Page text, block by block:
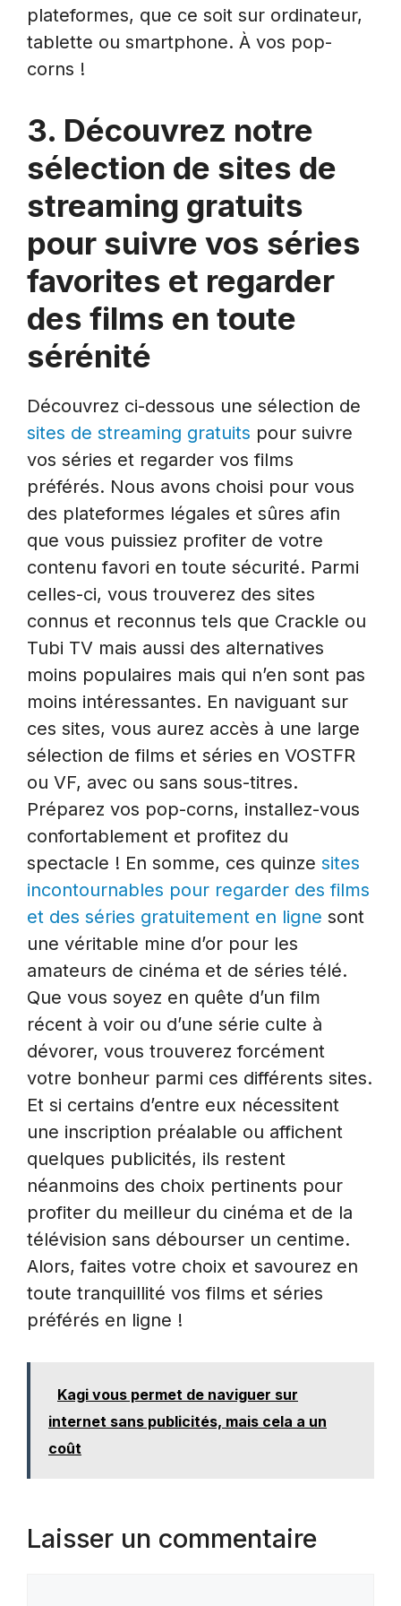
plateformes, que ce soit sur ordinateur,
tablette ou smartphone. À vos pop-
corns !
3. Découvrez notre
sélection de sites de
streaming gratuits
pour suivre vos séries
favorites et regarder
des films en toute
sérénité
Découvrez ci-dessous une sélection de
sites de streaming gratuits pour suivre
vos séries et regarder vos films
préférés. Nous avons choisi pour vous
des plateformes légales et sûres afin
que vous puissiez profiter de votre
contenu favori en toute sécurité. Parmi
celles-ci, vous trouverez des sites
connus et reconnus tels que Crackle ou
Tubi TV mais aussi des alternatives
moins populaires mais qui n’en sont pas
moins intéressantes. En naviguant sur
ces sites, vous aurez accès à une large
sélection de films et séries en VOSTFR
ou VF, avec ou sans sous-titres.
Préparez vos pop-corns, installez-vous
confortablement et profitez du
spectacle ! En somme, ces quinze sites
incontournables pour regarder des films
et des séries gratuitement en ligne sont
une véritable mine d’or pour les
amateurs de cinéma et de séries télé.
Que vous soyez en quête d’un film
récent à voir ou d’une série culte à
dévorer, vous trouverez forcément
votre bonheur parmi ces différents sites.
Et si certains d’entre eux nécessitent
une inscription préalable ou affichent
quelques publicités, ils restent
néanmoins des choix pertinents pour
profiter du meilleur du cinéma et de la
télévision sans débourser un centime.
Alors, faites votre choix et savourez en
toute tranquillité vos films et séries
préférés en ligne !
Kagi vous permet de naviguer sur
internet sans publicités, mais cela a un
coût
Laisser un commentaire